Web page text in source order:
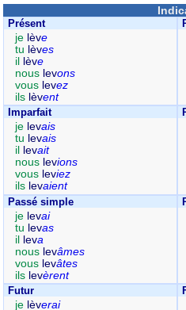
Présent
je lève
tu lèves
il lève
nous levons
vous levez
ils lèvent
Imparfait
je levais
tu levais
il
levait
nous levions
vous leviez
ils levaient
Passé simple
je levai
tu levas
il leva
nous levâmes
vous levâtes
ils levèrent
Futur
je lèverai